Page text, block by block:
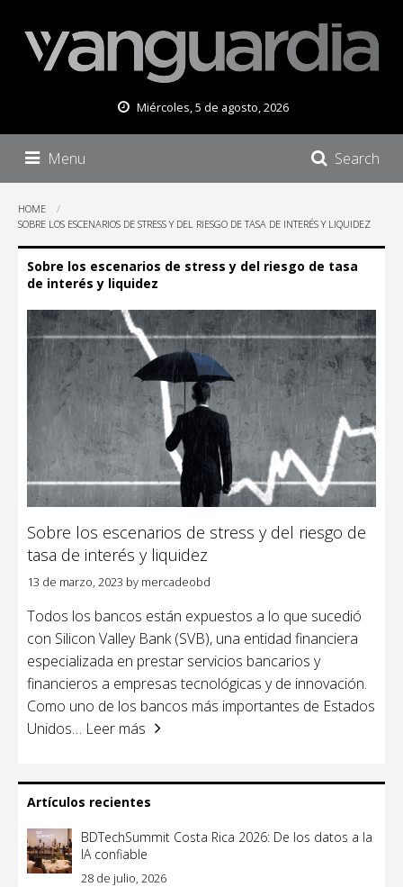
Miércoles, 5 de agosto, 2026
Menu Search
HOME
SOBRE LOS ESCENARIOS DE STRESS Y DEL RIESGO DE TASA DE INTERÉS Y LIQUIDEZ
Sobre los escenarios de stress y del riesgo de tasa
de interés y liquidez
Sobre los escenarios de stress y del riesgo de
tasa de interés y liquidez
13 de marzo, 2023 by mercadeobd
Todos los bancos están expuestos a lo que sucedió
con Silicon Valley Bank (SVB), una entidad financiera
especializada en prestar servicios bancarios y
financieros a empresas tecnológicas y de innovación.
Como uno de los bancos más importantes de Estados
Unidos… Leer más
Artículos recientes
BDTechSummit Costa Rica 2026: De los datos a la
IA confiable
28 de julio, 2026